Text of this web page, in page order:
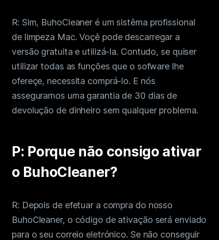
R: Sim, BuhoCleaner é um sistêma profissional
de limpeza Mac. Voçê pode descarregar a
versão gratuita e utilizá-la. Contudo, se quiser
utilizar todas as funções que o sofware lhe
ofereçe, necessita comprá-lo. E nós
asseguramos uma garantia de 30 dias de
devolução de dinheiro sem qualquer problema.
P: Porque não consigo ativar
o BuhoCleaner?
R: Depois de efetuar a compra do nosso
BuhoCleaner, o código de ativação será enviado
para o seu correio eletrónico. Se não conseguir